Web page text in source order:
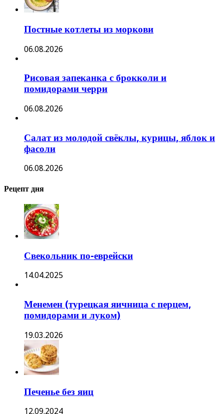
Постные котлеты из моркови
06.08.2026
Рисовая запеканка с брокколи и
помидорами черри
06.08.2026
Салат из молодой свёклы, курицы, яблок и
фасоли
06.08.2026
Рецепт дня
Свекольник по-еврейски
14.04.2025
Менемен (турецкая яичница с перцем,
помидорами и луком)
19.03.2026
Печенье без яиц
12.09.2024